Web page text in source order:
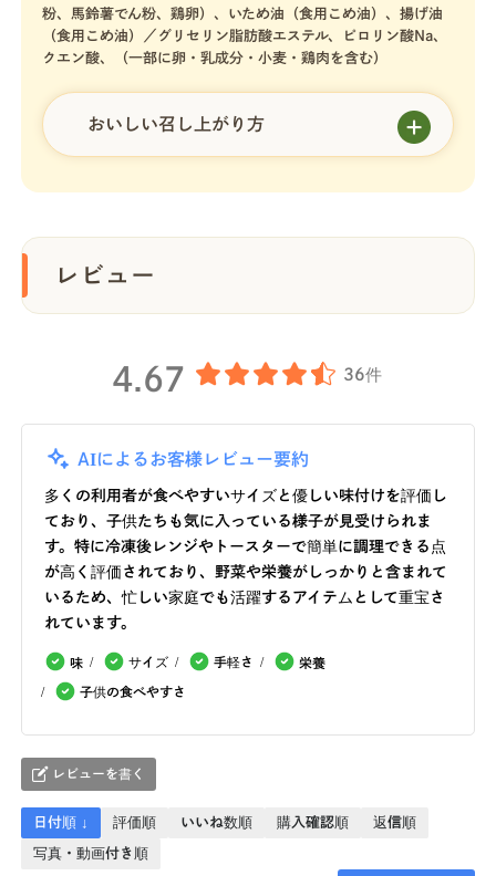
粉、馬鈴薯でん粉、鶏卵）、いため油（食用こめ油）、揚げ油
（食用こめ油）／グリセリン脂肪酸エステル、ピロリン酸Na、
クエン酸、（一部に卵・乳成分・小麦・鶏肉を含む）
おいしい召し上がり方
レビュー
4.67 36件
AIによるお客様レビュー要約
多くの利用者が食べやすいサイズと優しい味付けを評価し
ており、子供たちも気に入っている様子が見受けられま
す。特に冷凍後レンジやトースターで簡単に調理できる点
が高く評価されており、野菜や栄養がしっかりと含まれて
いるため、忙しい家庭でも活躍するアイテムとして重宝さ
れています。
味 サイズ 手軽さ 栄養
子供の食べやすさ
レビューを書く
日付順 ↓ 評価順 いいね数順 購入確認順 返信順
写真・動画付き順